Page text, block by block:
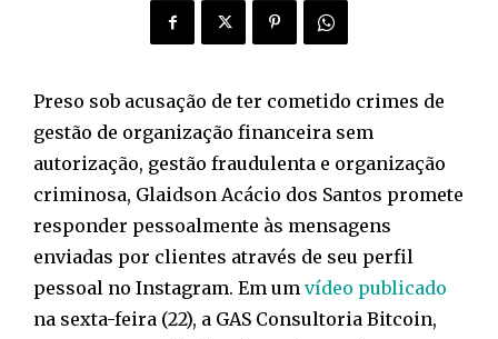
Preso sob acusação de ter cometido crimes de
gestão de organização financeira sem
autorização, gestão fraudulenta e organização
criminosa, Glaidson Acácio dos Santos promete
responder pessoalmente às mensagens
enviadas por clientes através de seu perfil
pessoal no Instagram. Em um vídeo publicado
na sexta-feira (22), a GAS Consultoria Bitcoin,